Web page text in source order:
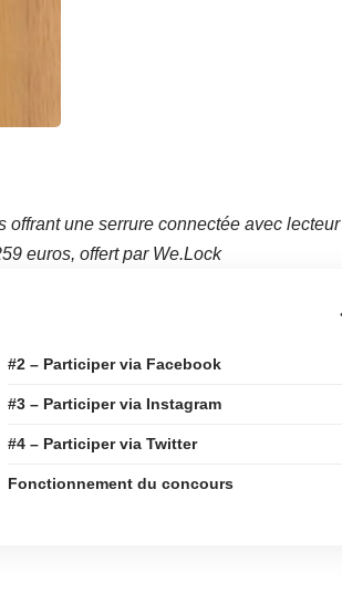
offrant une serrure connectée avec lecteur
euros, offert par We.Lock
#2 – Participer via Facebook
#3 – Participer via Instagram
#4 – Participer via Twitter
Fonctionnement du concours